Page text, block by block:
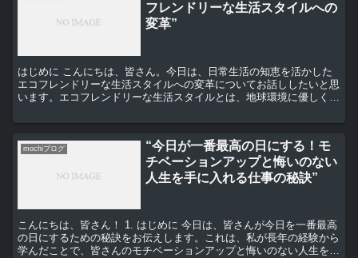
フレンドリーな生活スタイルへの
変革”
はじめに こんにちは、皆さん。今日は、日常生活の知恵を活かした
エコフレンドリーな生活スタイルへの変革についてお話ししたいと思
います。エコフレンドリーな生活スタイルとは、地球環境に優しく、
mochiブログ
“今日が一番最高の日にする！モ
チベーションアップと悔いのない
人生を手に入れる仕事の秘訣”
こんにちは、皆さん！ 1. はじめに 今日は、皆さんが今日を一番最高
の日にするための秘訣をお伝えします。これは、私が長年の経験から
学んだことで、皆さんのモチベーションアップと悔いのない人生を手